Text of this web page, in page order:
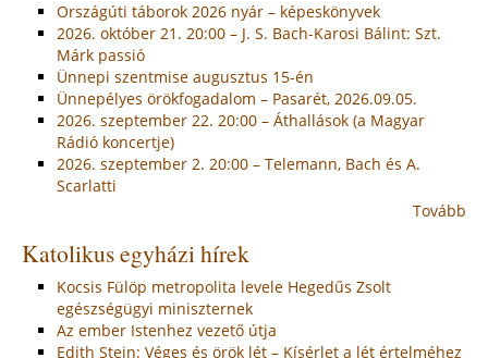
Országúti táborok 2026 nyár – képeskönyvek
2026. október 21. 20:00 – J. S. Bach-Karosi Bálint: Szt.
Márk passió
Ünnepi szentmise augusztus 15-én
Ünnepélyes örökfogadalom – Pasarét, 2026.09.05.
2026. szeptember 22. 20:00 – Áthallások (a Magyar
Rádió koncertje)
2026. szeptember 2. 20:00 – Telemann, Bach és A.
Scarlatti
Tovább
Katolikus egyházi hírek
Kocsis Fülöp metropolita levele Hegedűs Zsolt
egészségügyi miniszternek
Az ember Istenhez vezető útja
Edith Stein: Véges és örök lét – Kísérlet a lét értelméhez